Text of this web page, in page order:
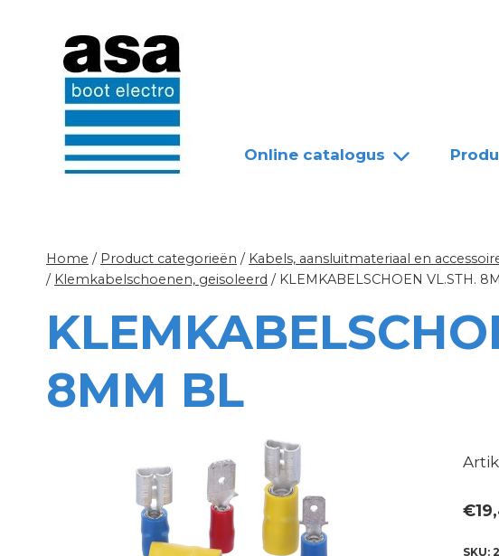
Online catalogus
Home / Product categorieën / Kabels, aansluitmateriaal en
/ Klemkabelschoenen, geisoleerd / KLEMKABELSCHOEN VL.STH.
8MM BL
€
SKU: